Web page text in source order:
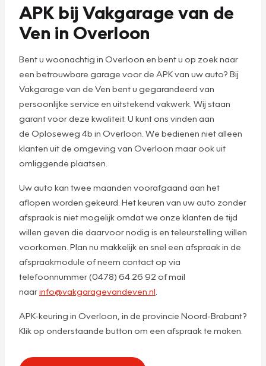
APK bij Vakgarage van de
Ven in Overloon
Bent u woonachtig in Overloon en bent u op zoek naar
een betrouwbare garage voor de APK van uw auto? Bij
Vakgarage van de Ven bent u gegarandeerd van
persoonlijke service en uitstekend vakwerk. Wij staan
garant voor deze kwaliteit. U kunt ons vinden aan
de Oploseweg 4b in Overloon. We bedienen niet alleen
klanten uit de omgeving van Overloon maar ook uit
omliggende plaatsen.
Uw auto kan twee maanden voorafgaand aan het
aflopen worden gekeurd. Het keuren van uw auto zonder
afspraak is niet mogelijk omdat we onze klanten de tijd
willen geven die daarvoor nodig is en teleurstelling willen
voorkomen. Plan nu makkelijk en snel een afspraak in de
afspraakmodule of neem contact op via
telefoonnummer (0478) 64 26 92 of mail
naarinfo@vakgaragevandeven.nl
APK-keuring in Overloon, in de provincie Noord-Brabant?
Klik op onderstaande button om een afspraak te maken.